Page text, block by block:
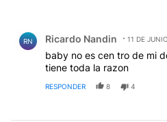
RN Ricardo Nandin 11 DE
baby no es cen tro de mi
tiene toda la razon
RESPONDER 8 4